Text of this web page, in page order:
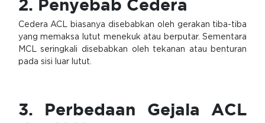
2. Penyebab Cedera
Cedera ACL biasanya disebabkan oleh gerakan tiba-tiba
yang memaksa lutut menekuk atau berputar. Sementara
MCL seringkali disebabkan oleh tekanan atau benturan
pada sisi luar lutut.
3. Perbedaan Gejala ACL